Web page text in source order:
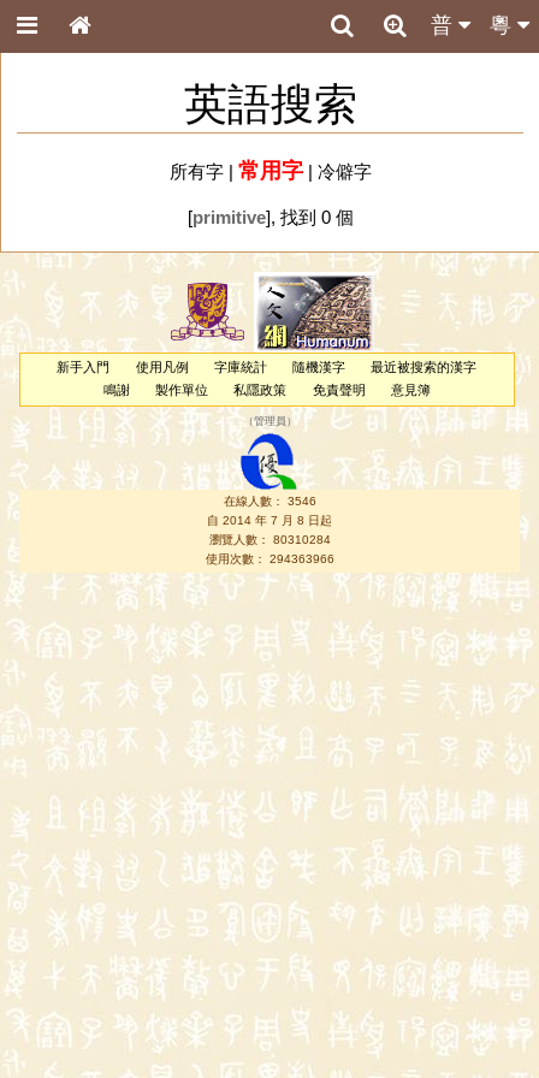
粵
普
英語搜索
所有字| 常用字| 冷僻字
[primitive], 找到 0 個
新手入門 使用凡例 字庫統計 隨機漢字
最近被搜索的漢字
鳴謝
製作單位 私隱政策 免責聲明 意見簿
（管理員 ）
在線人數： 3546
自 2014 年 7 月 8 日起
瀏覽人數： 80310284
使用次數： 294363966